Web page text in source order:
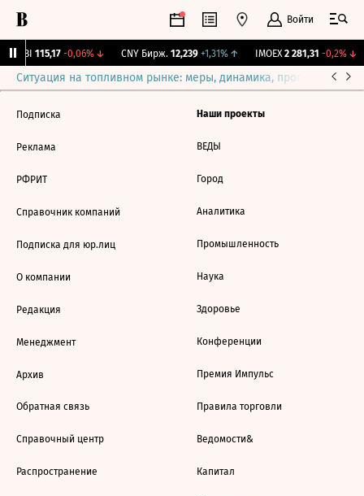
Войти
RGBI 115,17 -0,06%↓ CNY Бирж. 12,239 +1,31%↑ IMOEX 2 281,31 -0,2%↓
Ситуация на топливном рынке: меры, динамика, прогнозы
Подписка
Реклама
РФРИТ
Справочник компаний
Подписка для юр.лиц
О компании
Редакция
Менеджмент
Архив
Обратная связь
Справочный центр
Распространение
Наши проекты
ВЕДЫ
Город
Аналитика
Промышленность
Наука
Здоровье
Конференции
Премия Импульс
Правила торговли
Ведомости&
Капитал